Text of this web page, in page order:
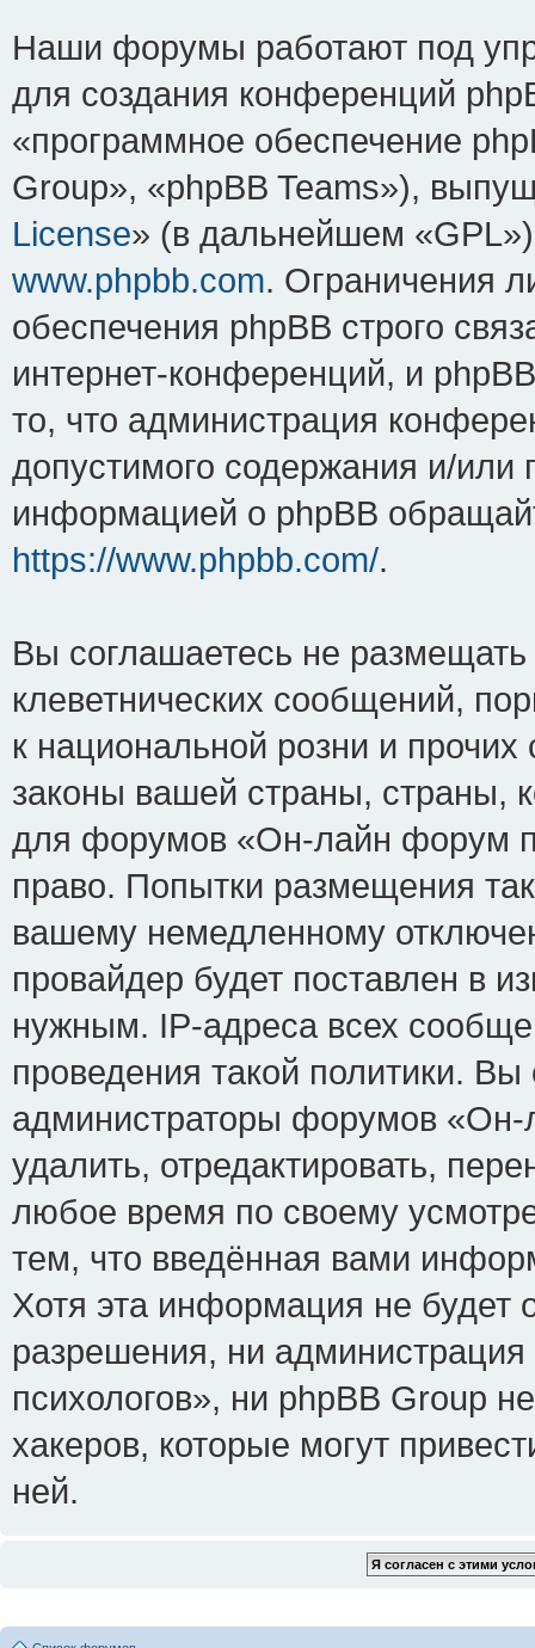
Наши форумы работают под
для создания конференций
«программное обеспечение
Group», «phpBB Teams»),
License» (в дальнейшем
www.phpbb.com. Ограничения
обеспечения phpBB строго
интернет-конференций, и
то, что администрация
допустимого содержания и/или
информацией о phpBB
https://www.phpbb.com/.
Вы соглашаетесь не
клеветнических сообщений,
к национальной розни и
законы вашей страны, страны,
для форумов «Он-лайн форум
право. Попытки размещения
вашему немедленному
провайдер будет поставлен в
нужным. IP-адреса всех
проведения такой политики.
администраторы форумов
удалить, отредактировать,
любое время по своему
тем, что введённая вами
Хотя эта информация не будет
разрешения, ни
психологов», ни phpBB Group
хакеров, которые могут
ней.